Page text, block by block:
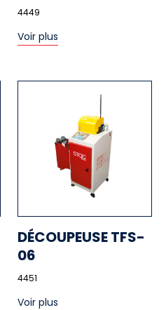
4449
Voir plus
DÉCOUPEUSE TFS-
06
4451
Voir plus